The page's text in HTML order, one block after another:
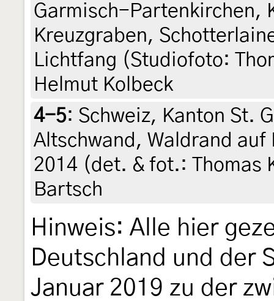
Garmisch-Partenkirchen,
Kreuzgraben,
Lichtfang (Studiofoto:
Helmut Kolbeck
4-5: Schweiz, Kanton St.
Altschwand, Waldrand
2014 (det. & fot.: Thomas
Bartsch
Hinweis: Alle hier
Deutschland und der
Januar 2019 zu der